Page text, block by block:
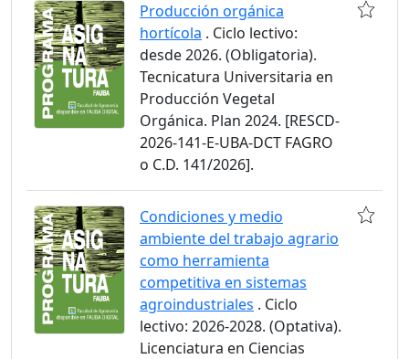
Producción orgánica
hortícola . Ciclo lectivo:
desde 2026. (Obligatoria).
Tecnicatura Universitaria en
Producción Vegetal
Orgánica. Plan 2024. [RESCD-
2026-141-E-UBA-DCT FAGRO
o C.D. 141/2026].
Condiciones y medio
ambiente del trabajo agrario
como herramienta
competitiva en sistemas
agroindustriales . Ciclo
lectivo: 2026-2028. (Optativa).
Licenciatura en Ciencias